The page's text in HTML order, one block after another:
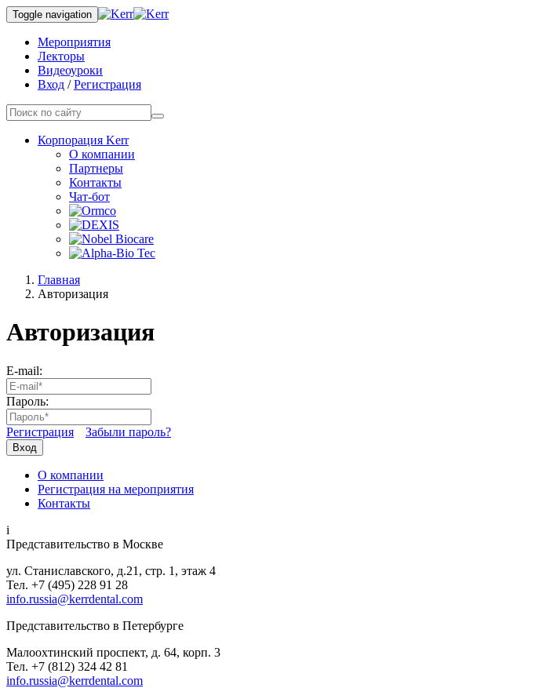
Toggle navigation
Мероприятия
Лекторы
Видеоуроки
Вход /Регистрация
Корпорация Kerr
О компании
Партнеры
Контакты
Чат-бот
Главная
Авторизация
Авторизация
E-mail:
Пароль:
Регистрация Забыли пароль?
Вход
О компании
Регистрация на мероприятия
Контакты
i
Представительство в Москве
ул. Станиславского, д.21, стр. 1, этаж 4
Тел. +7 (495) 228 91 28
info.russia@kerrdental.com
Представительство в Петербурге
Малоохтинский проспект, д. 64, корп. 3
Тел. +7 (812) 324 42 81
info.russia@kerrdental.com